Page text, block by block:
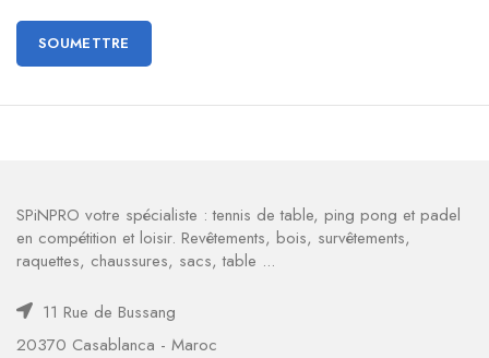
SPiNPRO votre spécialiste : tennis de table, ping pong et padel
en compétition et loisir. Revêtements, bois, survêtements,
raquettes, chaussures, sacs, table ...
11 Rue de Bussang
20370 Casablanca - Maroc